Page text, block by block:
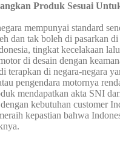
Produk Sesuai
mempunyai standard
dan tak boleh di pasarkan di
tingkat kecelakaan
di desain dengan
terapkan di negara-negara
pengendara motornya
mendapatkan akta SNI
kebutuhan customer
kepastian bahwa